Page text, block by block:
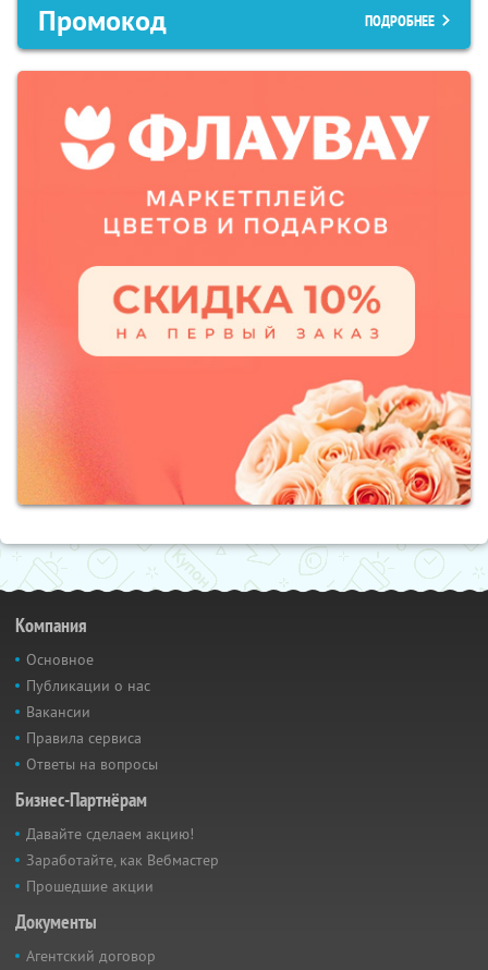
Промокод ПОДРОБНЕЕ
Компания
Основное
Публикации о нас
Вакансии
Правила сервиса
Ответы на вопросы
Бизнес-Партнёрам
Давайте сделаем акцию!
Заработайте, как Вебмастер
Прошедшие акции
Документы
Агентский договор